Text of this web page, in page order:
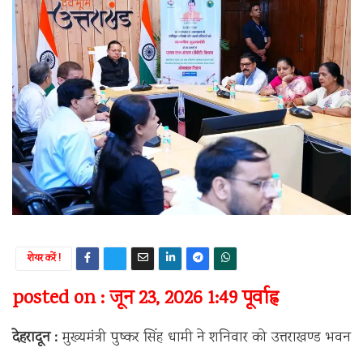
शेयर करें !
posted on : जून 23, 2026 1:49 पूर्वाह्न
देहरादून :मुख्यमंत्री पुष्कर सिंह धामी ने शनिवार को उत्तराखण्ड भवन